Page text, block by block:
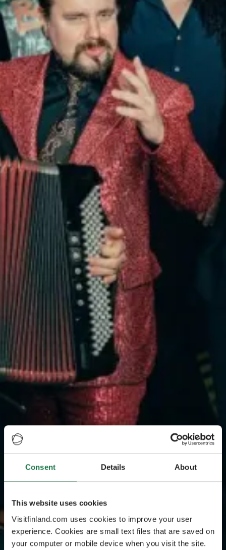
Consent Details About
This website uses cookies
Visitfinland.com uses cookies to improve your user
experience. Cookies are small text files that are saved on
your computer or mobile device when you visit the site.